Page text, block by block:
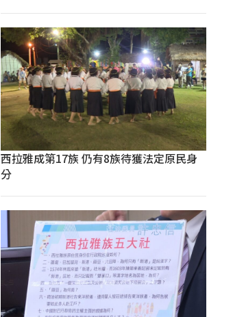
西拉雅成第17族 仍有8族待獲法定原民身
分